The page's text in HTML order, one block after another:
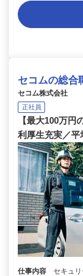
セコムの総合
セコム株式会社
正社員
【最大100万
利厚生充実／平
仕事内容 セキュ